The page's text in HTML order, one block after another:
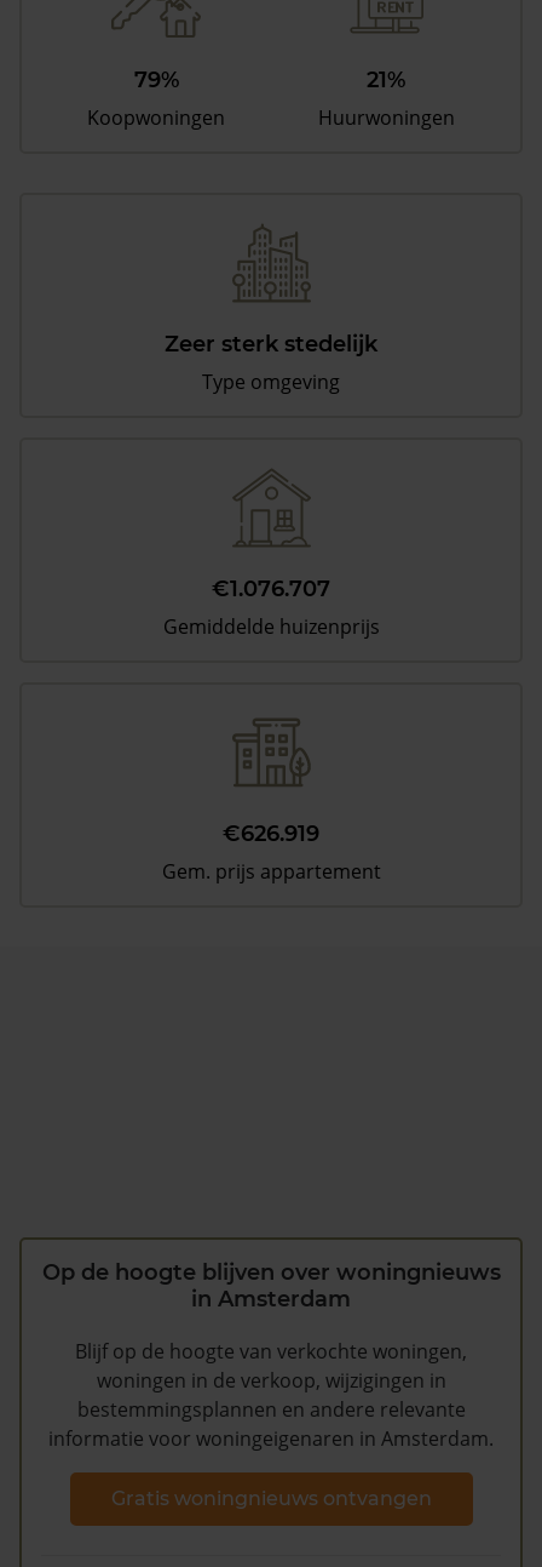
79%
Koopwoningen
21%
Huurwoningen
Zeer sterk stedelijk
Type omgeving
€1.076.707
Gemiddelde huizenprijs
€626.919
Gem. prijs appartement
Op de hoogte blijven over woningnieuws
in Amsterdam
Blijf op de hoogte van verkochte woningen,
woningen in de verkoop, wijzigingen in
bestemmingsplannen en andere relevante
informatie voor woningeigenaren in Amsterdam.
Gratis woningnieuws ontvangen